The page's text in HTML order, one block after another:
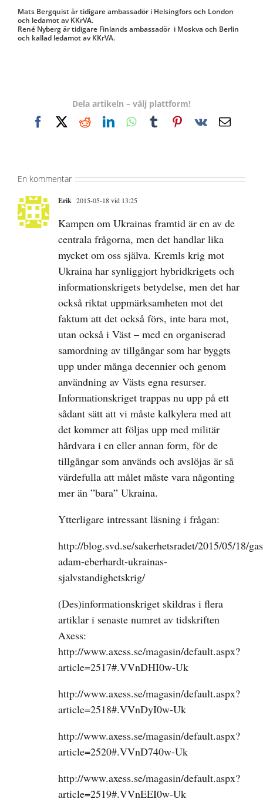
Mats Bergquist är tidigare ambassadör i Helsingfors och London
och ledamot av KKrVA.
René Nyberg är tidigare Finlands ambassadör i Moskva och Berlin
och kallad ledamot av KKrVA.
Dela artikeln – välj plattform!
FacebookRedditLinkedInWhatsApp
TumblrPinterest
Vk
E-
En kommentar
Erik 2015-05-18 vid 13:25
Kampen om Ukrainas framtid är en av de
centrala frågorna, men det handlar lika
mycket om oss själva. Kremls krig mot
Ukraina har synliggjort hybridkrigets och
informationskrigets betydelse, men det har
också riktat uppmärksamheten mot det
faktum att det också förs, inte bara mot,
utan också i Väst – med en organiserad
samordning av tillgångar som har byggts
upp under många decennier och genom
användning av Västs egna resurser.
Informationskriget trappas nu upp på ett
sådant sätt att vi måste kalkylera med att
det kommer att följas upp med militär
hårdvara i en eller annan form, för de
tillgångar som används och avslöjas är så
värdefulla att målet måste vara någonting
mer än ”bara” Ukraina.
Ytterligare intressant läsning i frågan:
http://blog.svd.se/sakerhetsradet/2015/05/18/
adam-eberhardt-ukrainas-
sjalvstandighetskrig/
(Des)informationskriget skildras i flera
artiklar i senaste numret av tidskriften
Axess:
http://www.axess.se/magasin/default.aspx?
article=2517#.VVnDHI0w-Uk
http://www.axess.se/magasin/default.aspx?
article=2518#.VVnDyI0w-Uk
http://www.axess.se/magasin/default.aspx?
article=2520#.VVnD740w-Uk
http://www.axess.se/magasin/default.aspx?
article=2519#.VVnEEI0w-Uk